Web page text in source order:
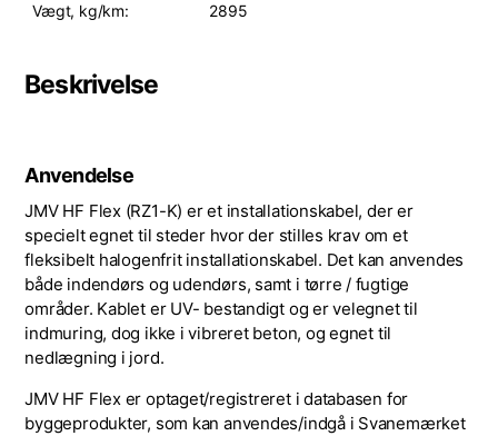
Vægt, kg/km: 2895
Beskrivelse
Anvendelse
JMV HF Flex (RZ1-K) er et installationskabel, der er
specielt egnet til steder hvor der stilles krav om et
fleksibelt halogenfrit installationskabel. Det kan anvendes
både indendørs og udendørs, samt i tørre / fugtige
områder. Kablet er UV- bestandigt og er velegnet til
indmuring, dog ikke i vibreret beton, og egnet til
nedlægning i jord.
JMV HF Flex er optaget/registreret i databasen for
byggeprodukter, som kan anvendes/indgå i Svanemærket